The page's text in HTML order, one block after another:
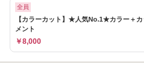
全員
【カラーカット】★人気No.1★カラー＋カ
メント
￥8,000